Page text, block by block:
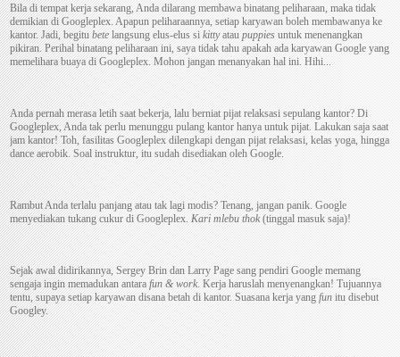
Bila di tempat kerja sekarang, Anda dilarang membawa binatang peliharaan, maka tidak
demikian di Googleplex. Apapun peliharaannya, setiap karyawan boleh membawanya ke
kantor. Jadi, begitubete langsung elus-elus sikittyataupuppies untuk menenangkan
pikiran. Perihal binatang peliharaan ini, saya tidak tahu apakah ada karyawan Google yang
memelihara buaya di Googleplex. Mohon jangan menanyakan hal ini. Hihi...
Anda pernah merasa letih saat bekerja, lalu berniat pijat relaksasi sepulang kantor? Di
Googleplex, Anda tak perlu menunggu pulang kantor hanya untuk pijat. Lakukan saja saat
jam kantor! Toh, fasilitas Googleplex dilengkapi dengan pijat relaksasi, kelas yoga, hingga
dance aerobik. Soal instruktur, itu sudah disediakan oleh Google.
Rambut Anda terlalu panjang atau tak lagi modis? Tenang, jangan panik. Google
menyediakan tukang cukur di Googleplex. Kari mlebu thok(tinggal masuk saja)!
Sejak awal didirikannya, Sergey Brin dan Larry Page sang pendiri Google memang
sengaja ingin memadukan antarafun & work. Kerja haruslah menyenangkan! Tujuannya
tentu, supaya setiap karyawan disana betah di kantor. Suasana kerja yangfun itu disebut
Googley.